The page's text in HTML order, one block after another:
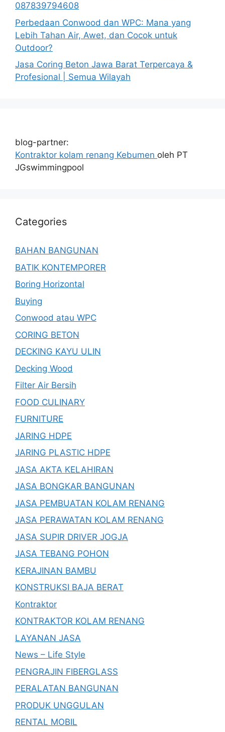
087839794608
Perbedaan Conwood dan WPC: Mana yang
Lebih Tahan Air, Awet, dan Cocok untuk
Outdoor?
Jasa Coring Beton Jawa Barat Terpercaya &
Profesional | Semua Wilayah
blog-partner:
Kontraktor kolam renang Kebumen oleh PT
JGswimmingpool
Categories
BAHAN BANGUNAN
BATIK KONTEMPORER
Boring Horizontal
Buying
Conwood atau WPC
CORING BETON
DECKING KAYU ULIN
Decking Wood
Filter Air Bersih
FOOD CULINARY
FURNITURE
JARING HDPE
JARING PLASTIC HDPE
JASA AKTA KELAHIRAN
JASA BONGKAR BANGUNAN
JASA PEMBUATAN KOLAM RENANG
JASA PERAWATAN KOLAM RENANG
JASA SUPIR DRIVER JOGJA
JASA TEBANG POHON
KERAJINAN BAMBU
KONSTRUKSI BAJA BERAT
Kontraktor
KONTRAKTOR KOLAM RENANG
LAYANAN JASA
News – Life Style
PENGRAJIN FIBERGLASS
PERALATAN BANGUNAN
PRODUK UNGGULAN
RENTAL MOBIL